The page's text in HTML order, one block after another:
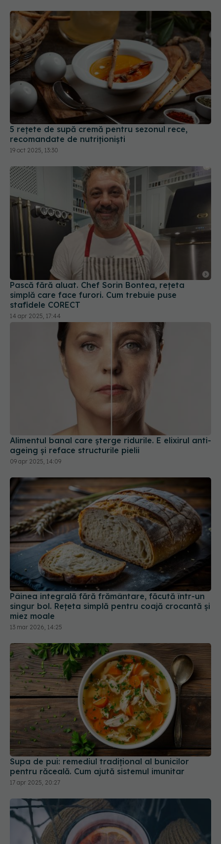
5 rețete de supă cremă pentru sezonul rece,
recomandate de nutriționiști
19 oct 2025, 13:30
Pască fără aluat. Chef Sorin Bontea, rețeta
simplă care face furori. Cum trebuie puse
stafidele CORECT
14 apr 2025, 17:44
Alimentul banal care șterge ridurile. E elixirul anti-
ageing și reface structurile pielii
09 apr 2025, 14:09
Pâinea integrală fără frământare, făcută într-un
singur bol. Rețeta simplă pentru coajă crocantă și
miez moale
13 mar 2026, 14:25
Supa de pui: remediul tradițional al bunicilor
pentru răceală. Cum ajută sistemul imunitar
17 apr 2025, 20:27